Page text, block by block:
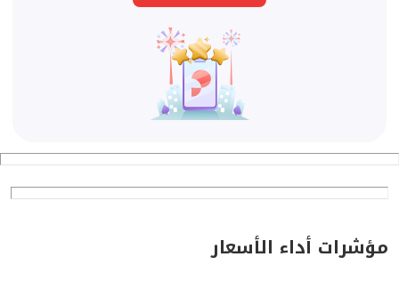
مؤشرات أداء الأسعار